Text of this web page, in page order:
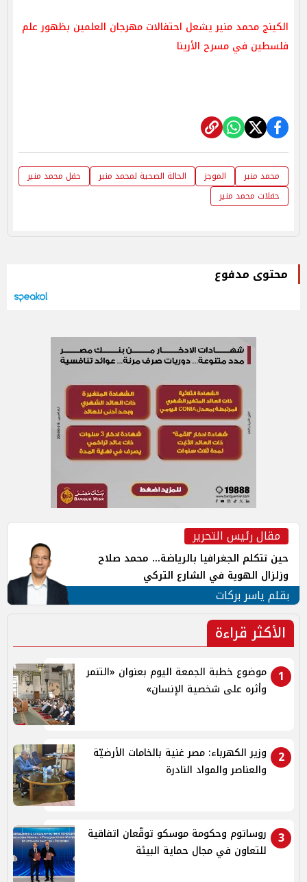
الكينج محمد منير يشعل احتفالات مهرجان العلمين بظهور علم
فلسطين في مسرح الأرينا
محمد منير الموجز الحالة الصحية لمحمد منير
حفل محمد منير
حفلات محمد منير
محتوى مدفوع
مقال رئيس التحرير
حين تتكلم الجغرافيا بالرياضة... محمد صلاح
وزلزال الهوية في الشارع التركي
بقلم ياسر بركات
الأكثر قراءة
1
موضوع خطبة الجمعة اليوم بعنوان «التنمر
وأثره على شخصية الإنسان»
2
وزير الكهرباء: مصر غنية بالخامات الأرضيّة
والعناصر والمواد النادرة
3
روساتوم وحكومة موسكو توقّعان اتفاقية
للتعاون في مجال حماية البيئة